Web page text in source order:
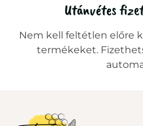
Utánvétes
Nem kell feltétlen előre
termékeket.